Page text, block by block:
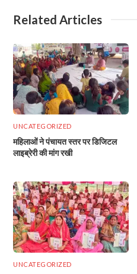
Related Articles
UNCATEGORIZED
महिलाओं ने पंचायत स्तर पर डिजिटल
लाइब्रेरी की मांग रखी
UNCATEGORIZED